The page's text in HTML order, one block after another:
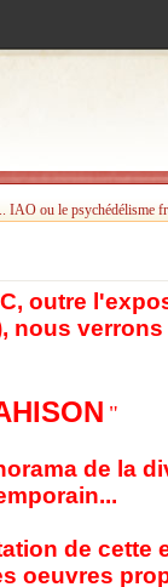
IAO ou le psychédélisme
outre
nous verrons
"
de la
de cette
oeuvres